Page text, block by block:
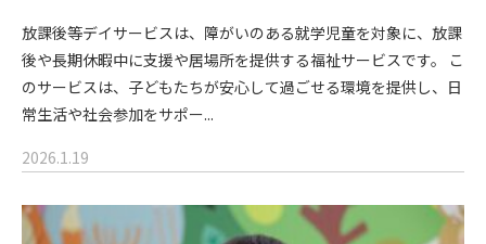
放課後等デイサービスは、障がいのある就学児童を対象に、放課
後や長期休暇中に支援や居場所を提供する福祉サービスです。 こ
のサービスは、子どもたちが安心して過ごせる環境を提供し、日
常生活や社会参加をサポー...
2026.1.19